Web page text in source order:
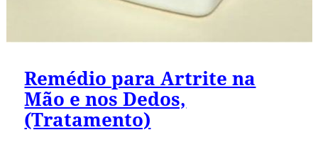
Remédio para Artrite na
Mão e nos Dedos,
(Tratamento)